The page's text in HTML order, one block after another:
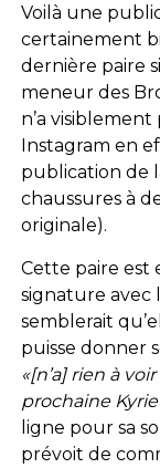
Voilà une
certainement
dernière paire
meneur des
n’a
Instagram en
publication de
chaussures à
originale).
Cette paire est
signature avec
semblerait
puisse donner
«[n’a] rien à
prochaine Kyrie
ligne pour sa
prévoit de